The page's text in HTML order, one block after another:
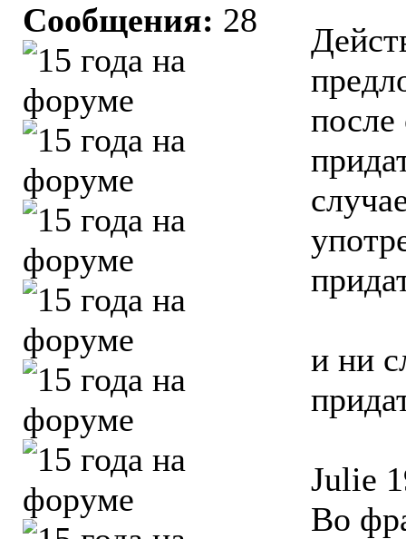
Сообщения: 28
после
и ни
Julie
Во